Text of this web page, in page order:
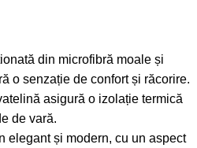
din microfibră moale și
o senzație de confort și răcorire.
asigură o izolație termică
de vară.
elegant și modern, cu un aspect